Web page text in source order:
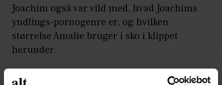
Joachim også var vild med, hvad Joachims
yndlings-pornogenre er, og hvilken
størrelse Amalie bruger i sko i klippet
herunder.
Se den sjove video